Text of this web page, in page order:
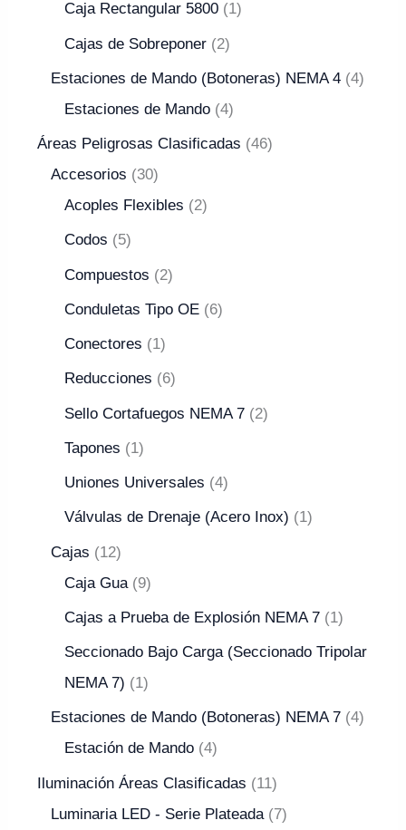
Caja Rectangular 5800 1
Cajas de Sobreponer 2
Estaciones de Mando (Botoneras) NEMA 4 4
Estaciones de Mando 4
Áreas Peligrosas Clasificadas
46
Accesorios
30
Acoples Flexibles
2
Codos 5
Compuestos 2
Conduletas Tipo OE 6
Conectores 1
Reducciones 6
Sello Cortafuegos NEMA 7 2
Tapones 1
Uniones Universales 4
Válvulas de Drenaje (Acero Inox) 1
Cajas
12
Caja Gua
9
Cajas a Prueba de Explosión NEMA 7 1
Seccionado Bajo Carga (Seccionado Tripolar
NEMA 7)
1
Estaciones de Mando (Botoneras) NEMA 7 4
Estación de Mando 4
Iluminación Áreas Clasificadas
11
Luminaria LED - Serie Plateada
7